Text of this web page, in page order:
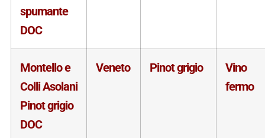
spumante
DOC
Montello e
Colli Asolani
Pinot grigio
DOC
Veneto Pinot grigio
Vino
fermo